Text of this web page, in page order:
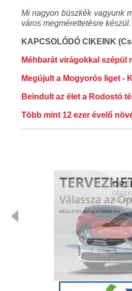
Mi nagyon büszkék vagyunk
város megmérettetésre
KAPCSOLÓDÓ CIKEINK
Méhbarát virágokkal szépül
Megújult a Mogyorós liget -
Beindult az élet a Rodostó
Több mint 12 ezer évelő